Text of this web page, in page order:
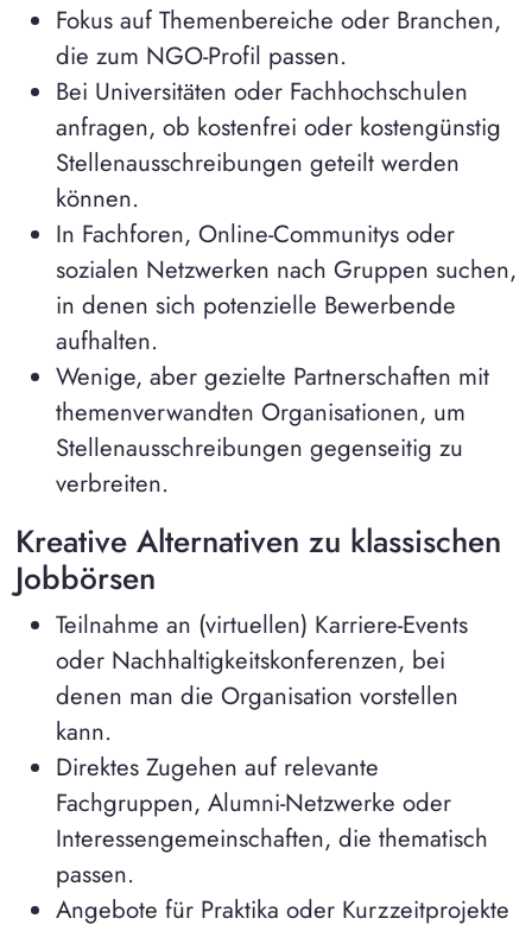
Fokus auf Themenbereiche oder Branchen,
die zum NGO-Profil passen.
Bei Universitäten oder Fachhochschulen
anfragen, ob kostenfrei oder kostengünstig
Stellenausschreibungen geteilt werden
können.
In Fachforen, Online-Communitys oder
sozialen Netzwerken nach Gruppen suchen,
in denen sich potenzielle Bewerbende
aufhalten.
Wenige, aber gezielte Partnerschaften mit
themenverwandten Organisationen, um
Stellenausschreibungen gegenseitig zu
verbreiten.
Kreative Alternativen zu klassischen
Jobbörsen
Teilnahme an (virtuellen) Karriere-Events
oder Nachhaltigkeitskonferenzen, bei
denen man die Organisation vorstellen
kann.
Direktes Zugehen auf relevante
Fachgruppen, Alumni-Netzwerke oder
Interessengemeinschaften, die thematisch
passen.
Angebote für Praktika oder Kurzzeitprojekte